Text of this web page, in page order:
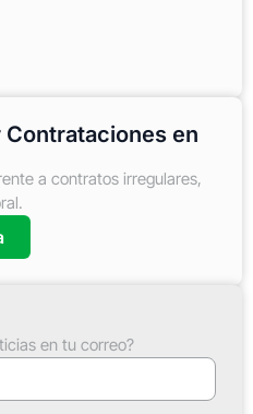
en
a contratos irregulares,
en tu correo?